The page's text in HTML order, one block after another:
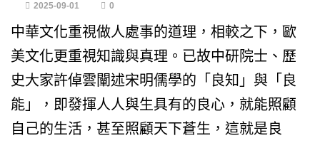
2025-09-01 0
中華文化重視做人處事的道理，相較之下，歐
美文化更重視知識與真理。已故中研院士、歷
史大家許倬雲闡述宋明儒學的「良知」與「良
能」，即發揮人人與生具有的良心，就能照顧
自己的生活，甚至照顧天下蒼生，這就是良